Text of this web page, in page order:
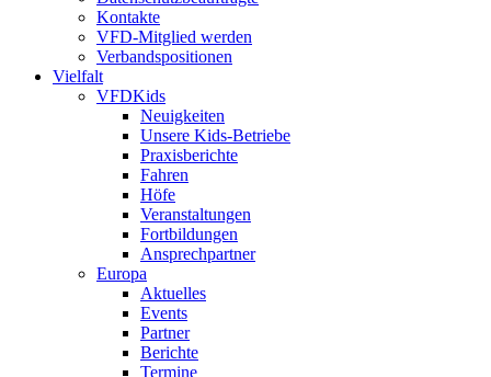
Kontakte
VFD-Mitglied werden
Verbandspositionen
Vielfalt
VFDKids
Neuigkeiten
Unsere Kids-Betriebe
Praxisberichte
Fahren
Höfe
Veranstaltungen
Fortbildungen
Ansprechpartner
Europa
Aktuelles
Events
Partner
Berichte
Termine